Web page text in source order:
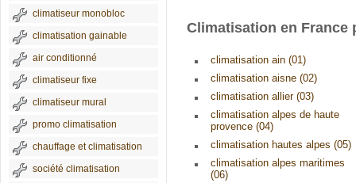
climatiseur monobloc
climatisation gainable
air conditionné
climatiseur fixe
climatiseur mural
promo climatisation
chauffage et climatisation
société climatisation
Climatisation en France
climatisation ain (01)
climatisation aisne (02)
climatisation allier (03)
climatisation alpes de haute
provence (04)
climatisation hautes alpes (05)
climatisation alpes maritimes
(06)